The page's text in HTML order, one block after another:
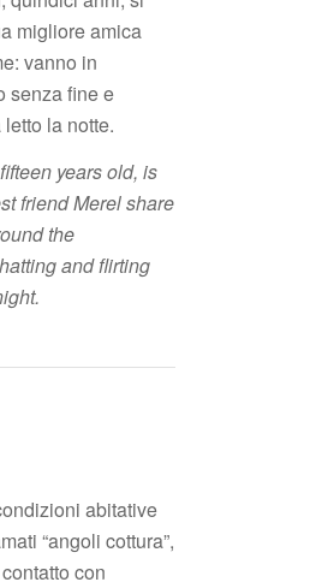
migliore amica
vanno in
senza fine e
la notte.
years old, is
friend Merel share
the
and flirting
abitative
“angoli cottura”,
con